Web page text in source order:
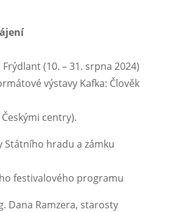
(10. – 31. srpna 2024)
výstavy Kafka: Člověk
centry).
Státního hradu a zámku
festivalového programu
Dana Ramzera, starosty